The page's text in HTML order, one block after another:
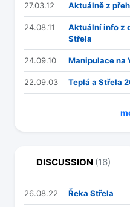
27.03.12 Aktuálně z
24.08.11
Aktuální info z
Střela
24.09.10 Manipulace na
22.09.03 Teplá a Střela
DISCUSSION (16)
26.08.22 Řeka Střela